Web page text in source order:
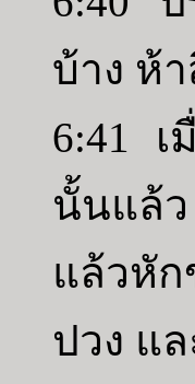
บ้าง ห้
6:41 เ
นั้นแล้
แล้วหัก
ปวง แ